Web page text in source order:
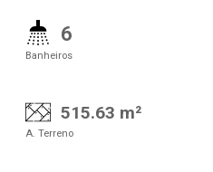
6
Banheiros
515.63 m²
A. Terreno